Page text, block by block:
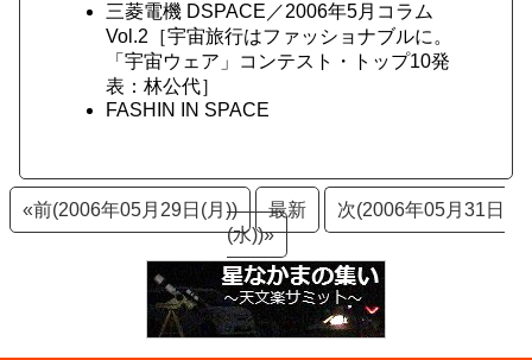
三菱電機 DSPACE／2006年5月コラム
Vol.2［宇宙旅行はファッショナブルに。
「宇宙ウェア」コンテスト・トップ10発
表：林公代］
FASHIN IN SPACE
«前(2006年05月29日(月)) 最新
次(2006年05月31日
(水))»